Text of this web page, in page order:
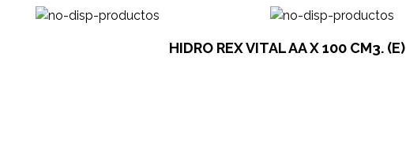
HIDRO REX VITAL AA X 100 CM3. (E)